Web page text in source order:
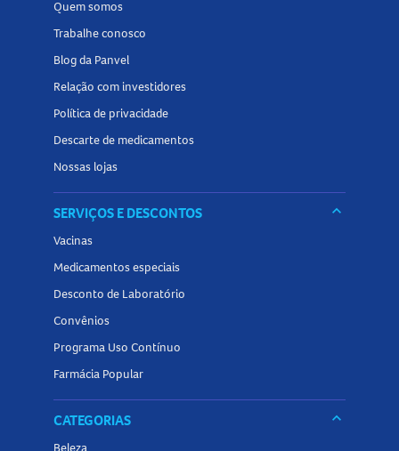
Conheça outros produtos relacionados a
Panvel Farmácias e encontre tudo o que precisa para
completar sua rotina de cuidados com as unhas!
Quem somos
Trabalhe conosco
Blog da Panvel
Relação com investidores
Política de privacidade
Descarte de medicamentos
Nossas lojas
SERVIÇOS E DESCONTOS keyboard_arrow_down
Vacinas
Medicamentos especiais
Desconto de Laboratório
Convênios
Programa Uso Contínuo
Farmácia Popular
CATEGORIAS keyboard_arrow_down
Beleza